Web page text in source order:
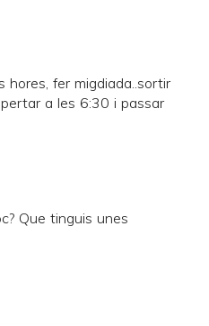
hores, fer migdiada..sortir
a les 6:30 i passar
Que tinguis unes